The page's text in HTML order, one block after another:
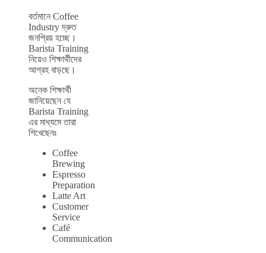
বর্তমানে Coffee
Industry দ্রুত
জনপ্রিয় হচ্ছে।
Barista Training
নিয়েও শিক্ষার্থীদের
আগ্রহ বাড়ছে।
অনেক শিক্ষার্থী
জানিয়েছেন যে
Barista Training
এর মাধ্যমে তারা
শিখেছেনঃ
Coffee
Brewing
Espresso
Preparation
Latte Art
Customer
Service
Café
Communication